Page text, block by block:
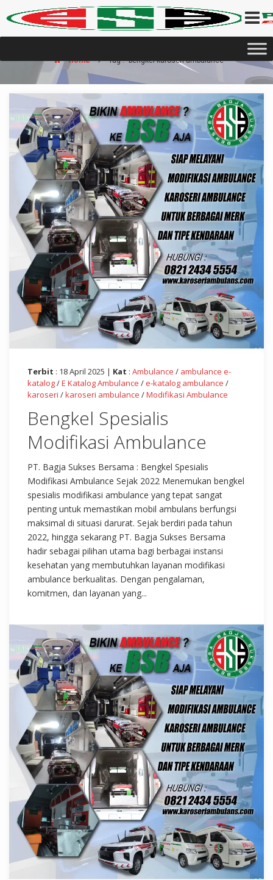
Home Tag : "bengkel karoseri ambulance"
Terbit : 18 April 2025 | Kat : Ambulance / ambulance e-
katalog/E Katalog Ambulance /e-katalog ambulance /
karoseri /karoseri ambulance /Modifikasi Ambulance
Bengkel Spesialis
Modifikasi Ambulance
PT. Bagja Sukses Bersama : Bengkel Spesialis
Modifikasi Ambulance Sejak 2022 Menemukan bengkel
spesialis modifikasi ambulance yang tepat sangat
penting untuk memastikan mobil ambulans berfungsi
maksimal di situasi darurat. Sejak berdiri pada tahun
2022, hingga sekarang PT. Bagja Sukses Bersama
hadir sebagai pilihan utama bagi berbagai instansi
kesehatan yang membutuhkan layanan modifikasi
ambulance berkualitas. Dengan pengalaman,
komitmen, dan layanan yang...